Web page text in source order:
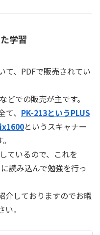
学習
て、PDFで販売されてい
などでの販売が主です。
、 PK-213というPLUS
というスキャナー
ているので、これを
読み込んで勉強を行っ
介しておりますのでお暇
。